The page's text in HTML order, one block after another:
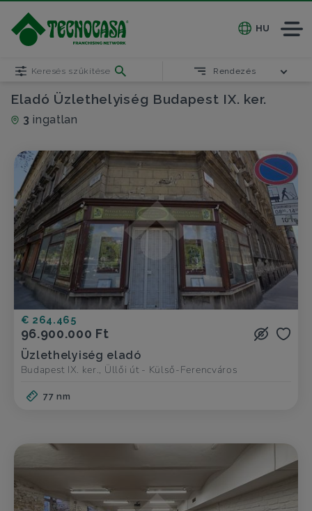
HU
Eladó Üzlethelyiség Budapest IX. ker.
3 ingatlan
Keresés szűkítése Rendezés
€ 264.465
96.900.000 Ft
Üzlethelyiség eladó
Budapest IX. ker., Üllői út - Külső-Ferencváros
77 nm